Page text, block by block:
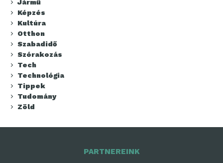
Jármű
Képzés
Kultúra
Otthon
Szabadidő
Szórakozás
Tech
Technológia
Tippek
Tudomány
Zöld
PARTNEREINK